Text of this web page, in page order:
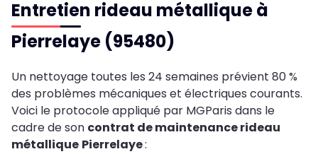
Entretien rideau métallique à
Pierrelaye (95480)
Un nettoyage toutes les 24 semaines prévient 80 %
des problèmes mécaniques et électriques courants.
Voici le protocole appliqué par MGParis dans le
cadre de son contrat de maintenance rideau
métallique Pierrelaye: